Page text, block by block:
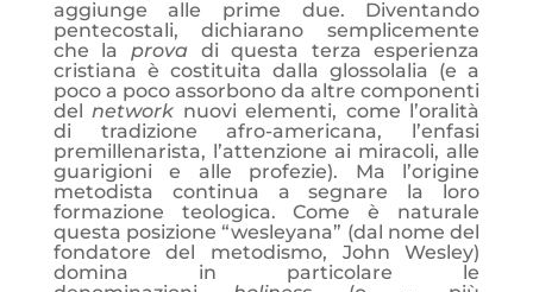
aggiunge alle prime due. Diventando
pentecostali, dichiarano semplicemente
che la prova di questa terza esperienza
cristiana è costituita dalla glossolalia (e a
poco a poco assorbono da altre componenti
delnetwork nuovi elementi, come l’oralità
di tradizione afro-americana, l’enfasi
premillenarista, l’attenzione ai miracoli, alle
guarigioni e alle profezie). Ma l’origine
metodista continua a segnare la loro
formazione teologica. Come è naturale
questa posizione “wesleyana” (dal nome del
fondatore del metodismo, John Wesley)
domina in particolare le